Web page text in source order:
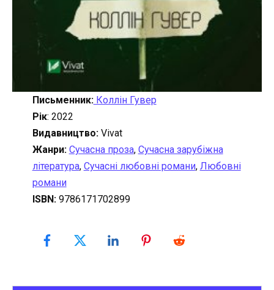
Письменник:Коллін Гувер
Рік: 2022
Видавництво:Vivat
Жанри: Сучасна проза, Сучасна зарубіжна
література, Сучасні любовні романи, Любовні
романи
ISBN:9786171702899